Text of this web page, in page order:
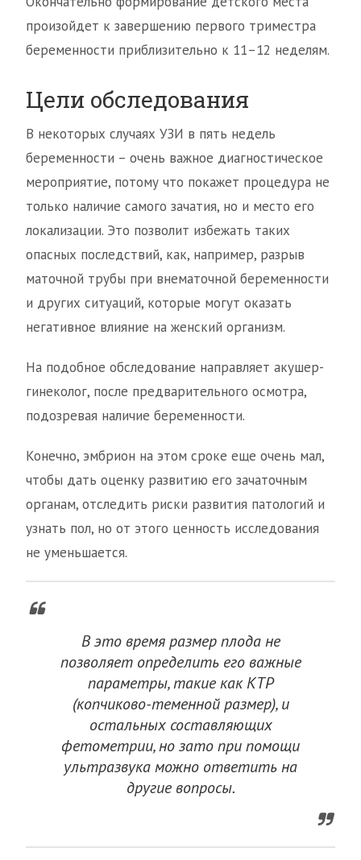
произойдет к завершению первого триместра
беременности приблизительно к 11–12 неделям.
Цели обследования
В некоторых случаях УЗИ в пять недель
беременности – очень важное диагностическое
мероприятие, потому что покажет процедура не
только наличие самого зачатия, но и место его
локализации. Это позволит избежать таких
опасных последствий, как, например, разрыв
маточной трубы при внематочной беременности
и других ситуаций, которые могут оказать
негативное влияние на женский организм.
На подобное обследование направляет акушер-
гинеколог, после предварительного осмотра,
подозревая наличие беременности.
Конечно, эмбрион на этом сроке еще очень мал,
чтобы дать оценку развитию его зачаточным
органам, отследить риски развития патологий и
узнать пол, но от этого ценность исследования
не уменьшается.
В это время размер плода не
позволяет определить его важные
параметры, такие как КТР
(копчиково-теменной размер), и
остальных составляющих
фетометрии, но зато при помощи
ультразвука можно ответить на
другие вопросы.